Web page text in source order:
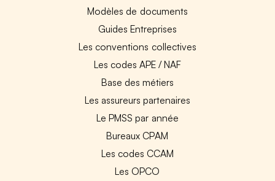
Modèles de documents
Guides Entreprises
Les conventions collectives
Les codes APE / NAF
Base des métiers
Les assureurs partenaires
Le PMSS par année
Bureaux CPAM
Les codes CCAM
Les OPCO